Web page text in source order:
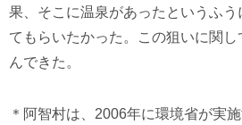
果、そこに温泉があったというふう
てもらいたかった。この狙いに関
んできた。
＊阿智村は、2006年に環境省が実